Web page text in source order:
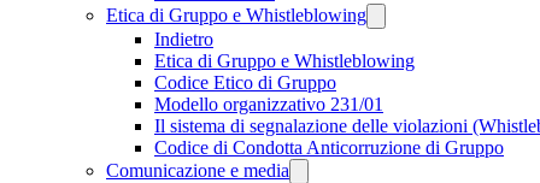
Etica di Gruppo e Whistleblowing
Indietro
Etica di Gruppo e Whistleblowing
Codice Etico di Gruppo
Modello organizzativo 231/01
Il sistema di segnalazione delle violazioni
Codice di Condotta Anticorruzione di Gruppo
Comunicazione e media